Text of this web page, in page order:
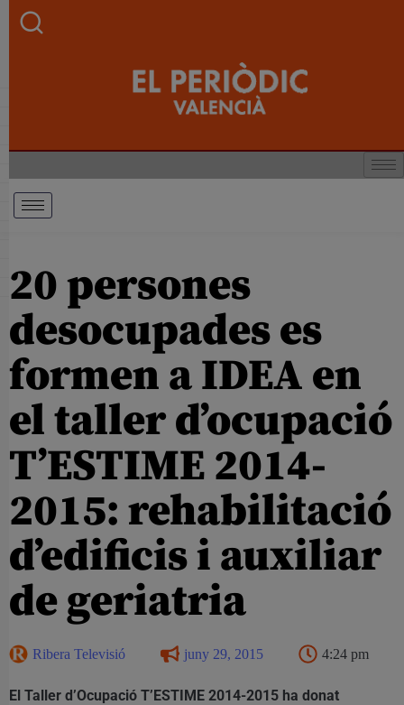
20 persones
desocupades es
formen a IDEA en
el taller d’ocupació
T’ESTIME 2014-
2015: rehabilitació
d’edificis i auxiliar
de geriatria
Ribera Televisió juny 29, 2015 4:24 pm
El Taller d’Ocupació T’ESTIME 2014-2015 ha donat